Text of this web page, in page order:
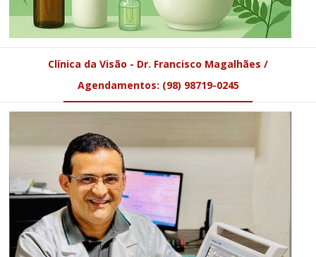
Clínica da Visão - Dr. Francisco Magalhães /
Agendamentos: (98) 98719-0245